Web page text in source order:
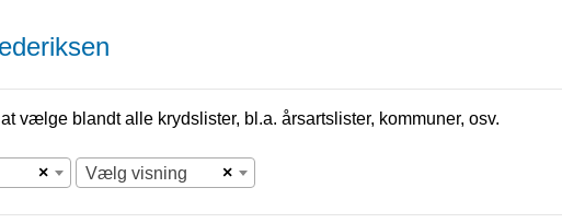
vælge blandt alle krydslister, bl.a. årsartslister, kommuner, osv.
× ×
Vælg visning